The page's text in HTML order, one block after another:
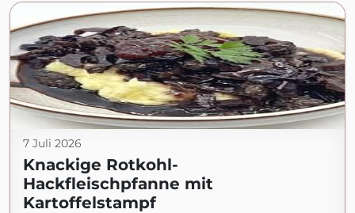
7 Juli 2026
Knackige Rotkohl-
Hackfleischpfanne mit
Kartoffelstampf